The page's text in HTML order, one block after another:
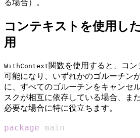
る場合）。
コンテキストを使用した
用
WithContext関数を使用すると、コ
可能になり、いずれかのゴルーチン
に、すべてのゴルーチンをキャンセ
スクが相互に依存している場合、ま
必要な場合に特に役立ちます。
package